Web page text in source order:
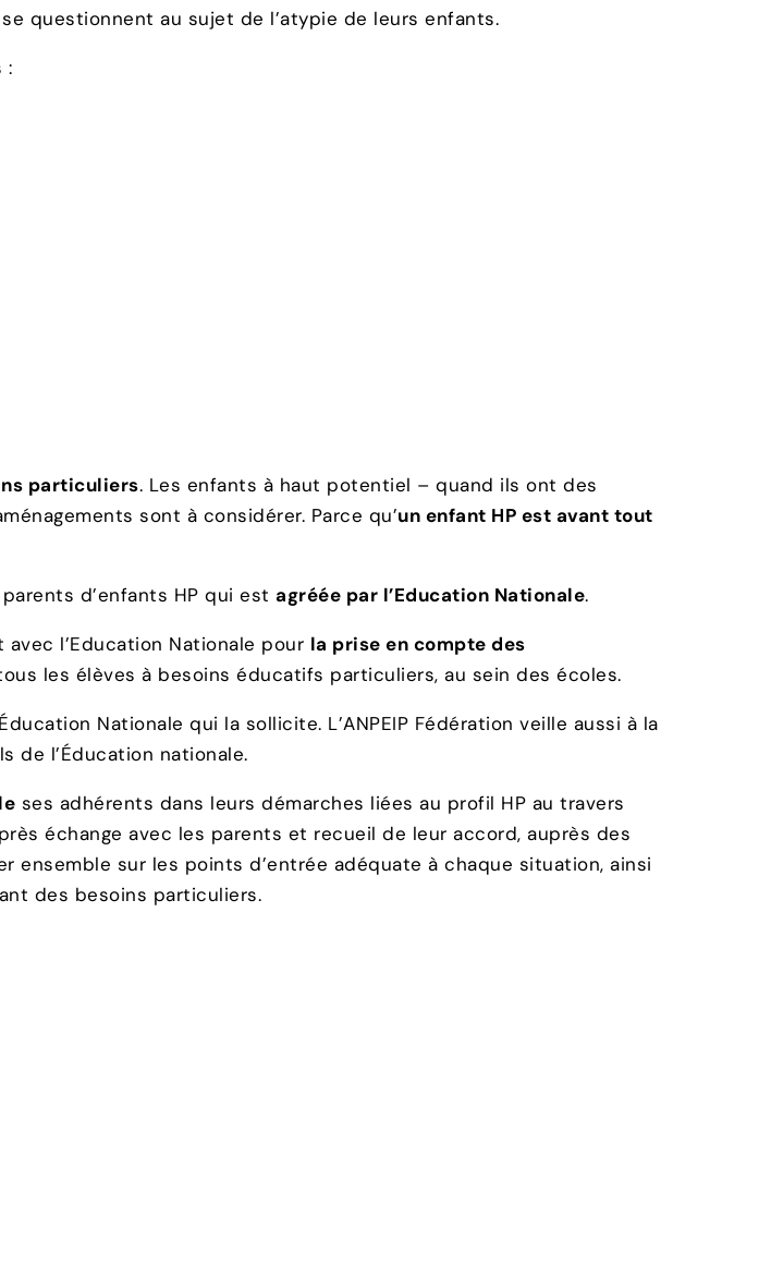
questionnent au sujet de l’atypie de leurs enfants.
:
particuliers. Les enfants à haut potentiel – quand ils ont des
sont à considérer. Parce qu’un enfant HP est avant tout
d’enfants HP qui est agréée par l’Education Nationale.
avec l’Education Nationale pour la prise en compte des
les élèves à besoins éducatifs particuliers, au sein des écoles.
Nationale qui la sollicite. L’ANPEIP Fédération veille aussi à la
de l’Éducation nationale.
ses adhérents dans leurs démarches liées au profil HP au travers
échange avec les parents et recueil de leur accord, auprès des
ensemble sur les points d’entrée adéquate à chaque situation, ainsi
des besoins particuliers.